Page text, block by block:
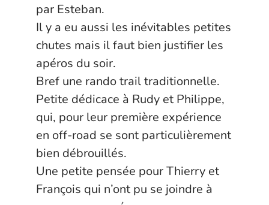
par Esteban.
Il y a eu aussi les inévitables petites
chutes mais il faut bien justifier les
apéros du soir.
Bref une rando trail traditionnelle.
Petite dédicace à Rudy et Philippe,
qui, pour leur première expérience
en off-road se sont particulièrement
bien débrouillés.
Une petite pensée pour Thierry et
François qui n’ont pu se joindre à